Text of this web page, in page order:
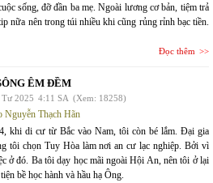
sống, đỡ đần ba mẹ. Ngoài lương cơ bản, tiệm trả
nữa nên trong túi nhiều khi cũng rủng rỉnh bạc tiền.
Đọc thêm
ÊM ĐỀM
2025 4:11 SA (Xem: 18258)
Thạch Hãn
khi di cư từ Bắc vào Nam, tôi còn bé lắm. Đại gia
tôi chọn Tuy Hòa làm nơi an cư lạc nghiệp. Bởi vì
ở đó. Ba tôi dạy học mãi ngoài Hội An, nên tôi ở lại
bề học hành và hầu hạ Ông.